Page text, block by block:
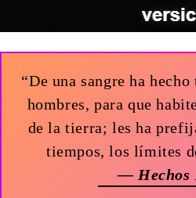
“De una sangre ha
hombres, para que
de la tierra; les ha
tiempos, los límites
— Hechos